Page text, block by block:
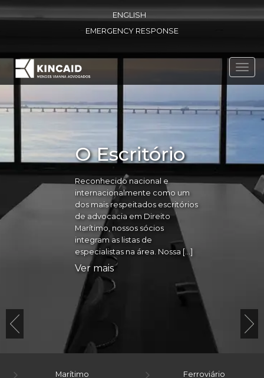
ENGLISH
EMERGENCY RESPONSE
O Escritório
Reconhecido nacional e
internacionalmente como um
dos mais respeitados escritórios
de advocacia em Direito
Marítimo, nossos sócios
integram as listas de
especialistas na área. Nossa […]
Ver mais
Marítimo Ferroviário